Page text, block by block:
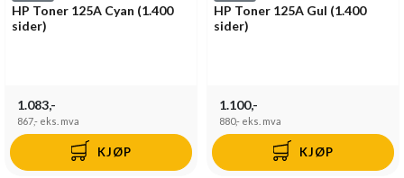
HP Toner 125A Cyan (1.400
sider)
1.083,-
867,- eks. mva
KJØP
HP Toner 125A Gul (1.400
sider)
1.100,-
880,- eks. mva
KJØP